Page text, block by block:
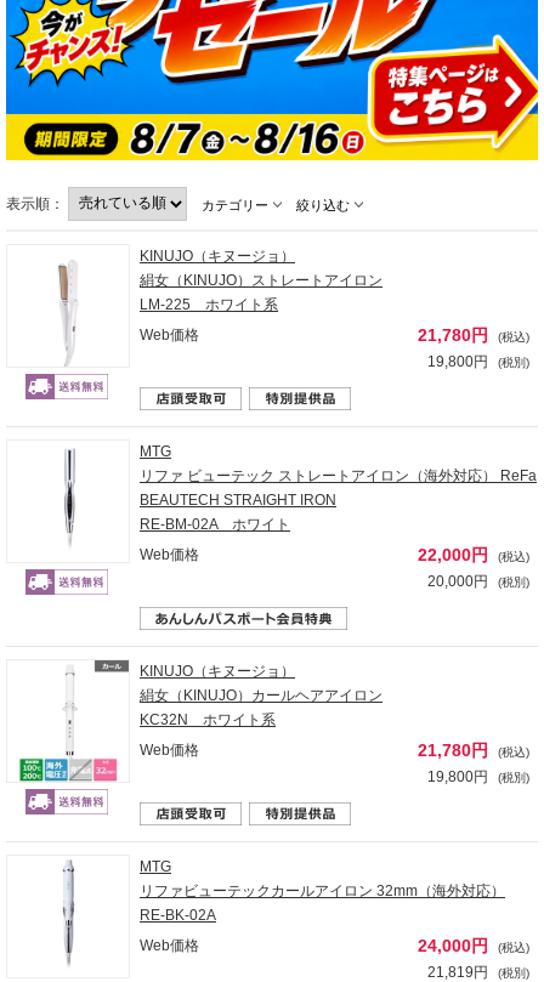
表示順： カテゴリー 絞り込む
KINUJO（キヌージョ）
絹女（KINUJO）ストレートアイロン
LM-225 ホワイト系
Web価格
21,780円 (税込)
19,800円 (税別)
MTG
リファ ビューテック ストレートアイロン（海外対応） ReFa
BEAUTECH STRAIGHT IRON
RE-BM-02A ホワイト
Web価格
22,000円 (税込)
20,000円 (税別)
KINUJO（キヌージョ）
絹女（KINUJO）カールヘアアイロン
KC32N ホワイト系
Web価格
21,780円 (税込)
19,800円 (税別)
MTG
リファビューテックカールアイロン 32mm（海外対応）
RE-BK-02A
Web価格
24,000円 (税込)
21,819円 (税別)